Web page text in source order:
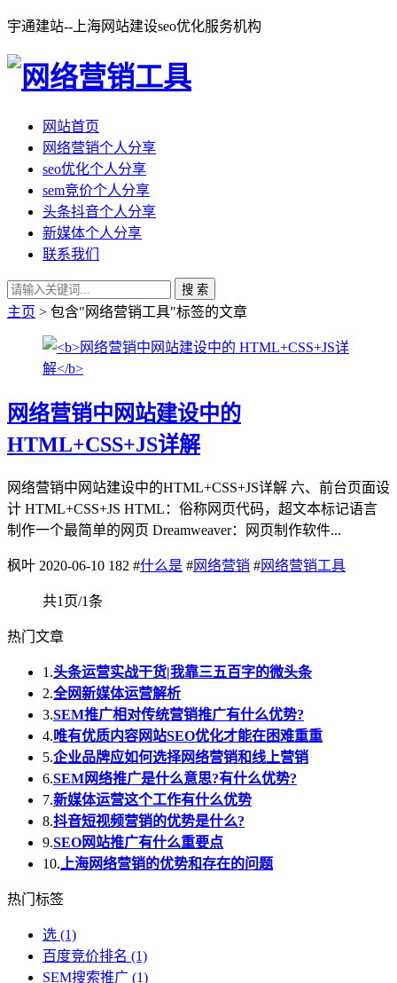
宇通建站--上海网站建设seo优化服务机构
网站首页
网络营销个人分享
seo优化个人分享
sem竞价个人分享
头条抖音个人分享
新媒体个人分享
联系我们
搜 索
主页 > 包含"网络营销工具"标签的文章
网络营销中网站建设中的
HTML+CSS+JS详解
网络营销中网站建设中的HTML+CSS+JS详解 六、前台页面设
计 HTML+CSS+JS HTML：俗称网页代码，超文本标记语言
制作一个最简单的网页 Dreamweaver：网页制作软件...
枫叶 2020-06-10 182 #什么是 #网络营销 #网络营销工具
共1页/1条
热门文章
1.头条运营实战干货|我靠三五百字的微头条
2.全网新媒体运营解析
3.SEM推广相对传统营销推广有什么优势?
4. 唯有优质内容网站SEO优化才能在困难重重
5.企业品牌应如何选择网络营销和线上营销
6.SEM网络推广是什么意思?有什么优势?
7.新媒体运营这个工作有什么优势
8.抖音短视频营销的优势是什么?
9.SEO网站推广有什么重要点
10. 上海网络营销的优势和存在的问题
热门标签
选 (1)
百度竞价排名 (1)
SEM搜索推广 (1)